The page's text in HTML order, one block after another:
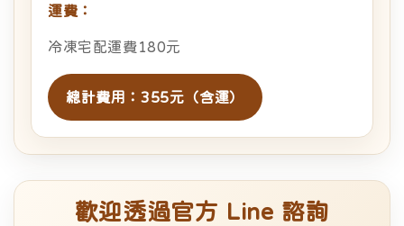
運費：
冷凍宅配運費180元
總計費用：355元（含運）
歡迎透過官方 Line 諮詢